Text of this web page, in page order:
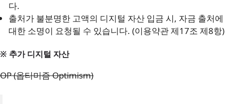
다.
출처가 불분명한 고액의 디지털 자산 입금 시, 자금 출처에
대한 소명이 요청될 수 있습니다. (이용약관 제17조 제8항)
※ 추가 디지털 자산
OP (옵티미즘 Optimism)